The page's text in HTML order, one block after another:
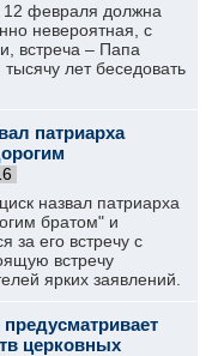
12 февраля должна
невероятная, с
встреча – Папа
лет беседовать
патриарха
назвал патриарха
братом" и
за его встречу с
встречу
ярких заявлений.
церковных